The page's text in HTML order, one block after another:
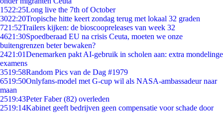
1522:25Long live the 7th of October
3022:20Tropische hitte keert zondag terug met lokaal 32 graden
721:52Trailers kijken: de bioscoopreleases van week 32
4621:30Spoedberaad EU na crisis Ceuta, moeten we onze
buitengrenzen beter bewaken?
2421:01Denemarken pakt AI-gebruik in scholen aan: extra mondelinge
examens
3519:58Random Pics van de Dag #1979
6519:50Onlyfans-model met G-cup wil als NASA-ambassadeur naar
maan
2519:43Peter Faber (82) overleden
2519:14Kabinet geeft bedrijven geen compensatie voor schade door